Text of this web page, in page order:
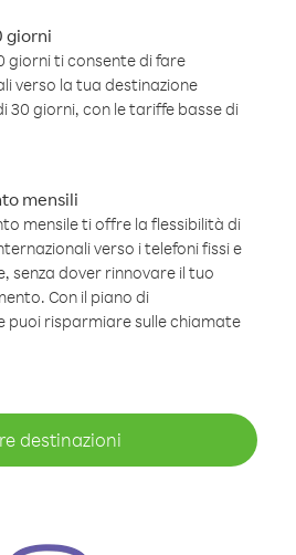
giorni
giorni ti consente di fare
verso la tua destinazione
30 giorni, con le tariffe basse di
mensili
mensile ti offre la flessibilità di
verso i telefoni fissi e
senza dover rinnovare il tuo
Con il piano di
puoi risparmiare sulle chiamate
destinazioni